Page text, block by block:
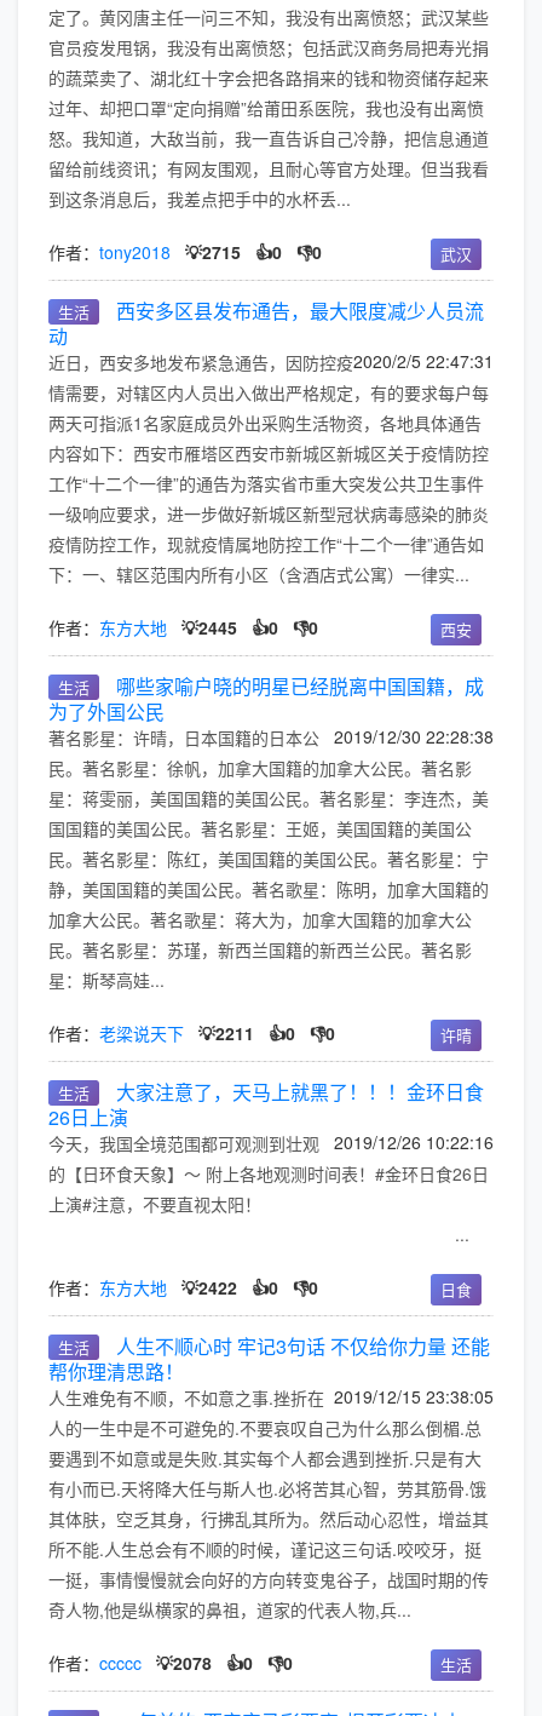
定了。黄冈唐主任一问三不知，我没有出离愤怒；武汉某些
官员疫发甩锅，我没有出离愤怒；包括武汉商务局把寿光捐
的蔬菜卖了、湖北红十字会把各路捐来的钱和物资储存起来
过年、却把口罩“定向捐赠”给莆田系医院，我也没有出离愤
怒。我知道，大敌当前，我一直告诉自己冷静，把信息通道
留给前线资讯；有网友围观，且耐心等官方处理。但当我看
到这条消息后，我差点把手中的水杯丢...
作者： tony2018 💡2715 👍0 👎0 武汉
生活
西安多区县发布通告，最大限度减少人员流
动
2020/2/5 22:47:31
近日，西安多地发布紧急通告，因防控疫
情需要，对辖区内人员出入做出严格规定，有的要求每户每
两天可指派1名家庭成员外出采购生活物资，各地具体通告
内容如下：西安市雁塔区西安市新城区新城区关于疫情防控
工作“十二个一律”的通告为落实省市重大突发公共卫生事件
一级响应要求，进一步做好新城区新型冠状病毒感染的肺炎
疫情防控工作，现就疫情属地防控工作“十二个一律”通告如
下：一、辖区范围内所有小区（含酒店式公寓）一律实...
作者： 东方大地 💡2445 👍0 👎0 西安
生活
哪些家喻户晓的明星已经脱离中国国籍，成
为了外国公民
2019/12/30 22:28:38
著名影星：许晴，日本国籍的日本公
民。著名影星：徐帆，加拿大国籍的加拿大公民。著名影
星：蒋雯丽，美国国籍的美国公民。著名影星：李连杰，美
国国籍的美国公民。著名影星：王姬，美国国籍的美国公
民。著名影星：陈红，美国国籍的美国公民。著名影星：宁
静，美国国籍的美国公民。著名歌星：陈明，加拿大国籍的
加拿大公民。著名歌星：蒋大为，加拿大国籍的加拿大公
民。著名影星：苏瑾，新西兰国籍的新西兰公民。著名影
星：斯琴高娃...
作者： 老梁说天下 💡2211 👍0 👎0 许晴
生活
大家注意了，天马上就黑了！！！金环日食
26日上演
2019/12/26 10:22:16
今天，我国全境范围都可观测到壮观
的【日环食天象】～ 附上各地观测时间表！#金环日食26日
上演#注意，不要直视太阳！
...
作者： 东方大地 💡2422 👍0 👎0 日食
生活
人生不顺心时 牢记3句话 不仅给你力量 还能
帮你理清思路！
2019/12/15 23:38:05
人生难免有不顺，不如意之事.挫折在
人的一生中是不可避免的.不要哀叹自己为什么那么倒楣.总
要遇到不如意或是失败.其实每个人都会遇到挫折.只是有大
有小而已.天将降大任与斯人也.必将苦其心智，劳其筋骨.饿
其体肤，空乏其身，行拂乱其所为。然后动心忍性，增益其
所不能.人生总会有不顺的时候，谨记这三句话.咬咬牙，挺
一挺，事情慢慢就会向好的方向转变鬼谷子，战国时期的传
奇人物,他是纵横家的鼻祖，道家的代表人物,兵...
作者： ccccc 💡2078 👍0 👎0 生活